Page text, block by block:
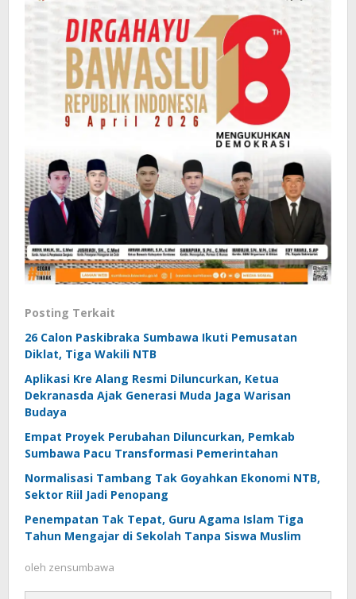
Posting Terkait
26 Calon Paskibraka Sumbawa Ikuti Pemusatan
Diklat, Tiga Wakili NTB
Aplikasi Kre Alang Resmi Diluncurkan, Ketua
Dekranasda Ajak Generasi Muda Jaga Warisan
Budaya
Empat Proyek Perubahan Diluncurkan, Pemkab
Sumbawa Pacu Transformasi Pemerintahan
Normalisasi Tambang Tak Goyahkan Ekonomi NTB,
Sektor Riil Jadi Penopang
Penempatan Tak Tepat, Guru Agama Islam Tiga
Tahun Mengajar di Sekolah Tanpa Siswa Muslim
oleh zensumbawa